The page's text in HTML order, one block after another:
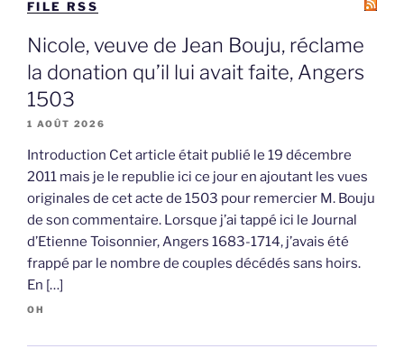
FILE RSS
Nicole, veuve de Jean Bouju, réclame
la donation qu’il lui avait faite, Angers
1503
1 AOÛT 2026
Introduction Cet article était publié le 19 décembre
2011 mais je le republie ici ce jour en ajoutant les vues
originales de cet acte de 1503 pour remercier M. Bouju
de son commentaire. Lorsque j’ai tappé ici le Journal
d’Etienne Toisonnier, Angers 1683-1714, j’avais été
frappé par le nombre de couples décédés sans hoirs.
En […]
OH